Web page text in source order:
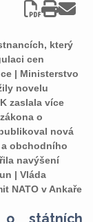
který
cen
| Ministerstvo
novelu
zaslala více
o
nová
obchodního
navýšení
| Vláda
NATO v Ankaře